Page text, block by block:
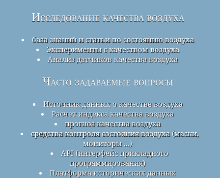
Исследование качества воздуха
база знаний и статьи по состоянию воздуха
Эксперименты с качеством воздуха
Анализ датчиков качества воздуха
Часто задаваемые вопросы
Источник данных о качестве воздуха
Расчет индекса качества воздуха
прогноз качества воздуха
средства контроля состояния воздуха (маски,
мониторы ...)
API (интерфейс прикладного
программирования)
Платформа исторических данных